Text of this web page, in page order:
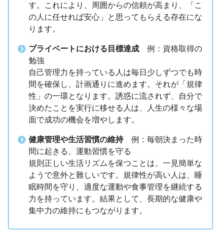
す。これにより、周囲からの信頼が高まり、「こ
の人に任せれば安心」と思ってもらえる存在にな
ります。
プライベートにおける目標達成 例：資格取得の
勉強
自己管理力を持っている人は毎日少しずつでも時
間を確保し、計画通りに進めます。それが「規律
性」の一環となります。誘惑に流されず、自分で
決めたことを実行に移せる人は、人生の様々な場
面で成功の機会を増やします。
健康管理や生活習慣の維持
例：毎朝決まった時
間に起きる、運動習慣を守る
規則正しい生活リズムを保つことは、一見簡単な
ようで意外と難しいです。規律性が高い人は、睡
眠時間を守り、適度な運動や食事管理を継続する
力を持っています。結果として、長期的な健康や
集中力の維持にもつながります。